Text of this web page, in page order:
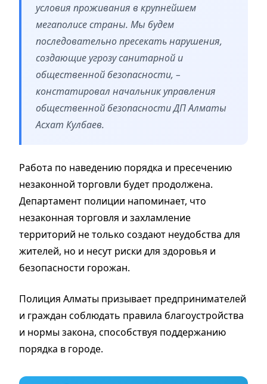
условия проживания в крупнейшем
мегаполисе страны. Мы будем
последовательно пресекать нарушения,
создающие угрозу санитарной и
общественной безопасности, –
констатировал начальник управления
общественной безопасности ДП Алматы
Асхат Кулбаев.
Работа по наведению порядка и пресечению
незаконной торговли будет продолжена.
Департамент полиции напоминает, что
незаконная торговля и захламление
территорий не только создают неудобства для
жителей, но и несут риски для здоровья и
безопасности горожан.
Полиция Алматы призывает предпринимателей
и граждан соблюдать правила благоустройства
и нормы закона, способствуя поддержанию
порядка в городе.